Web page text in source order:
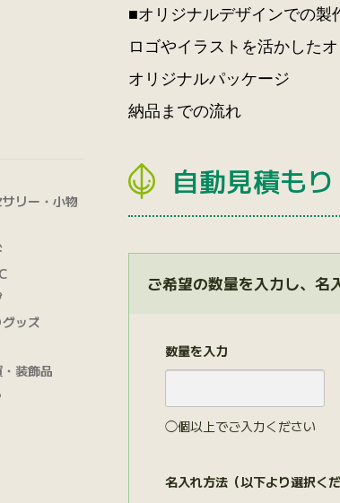
■オリジナルデザインでの製
ロゴやイラストを活かした
オリジナルパッケージ
納品までの流れ
自動見積もり
ご希望の数量を入力し、名
数量を入力
◯個以上でご入力ください
名入れ方法（以下より選択くだ
リー・小物
ッズ
装飾品